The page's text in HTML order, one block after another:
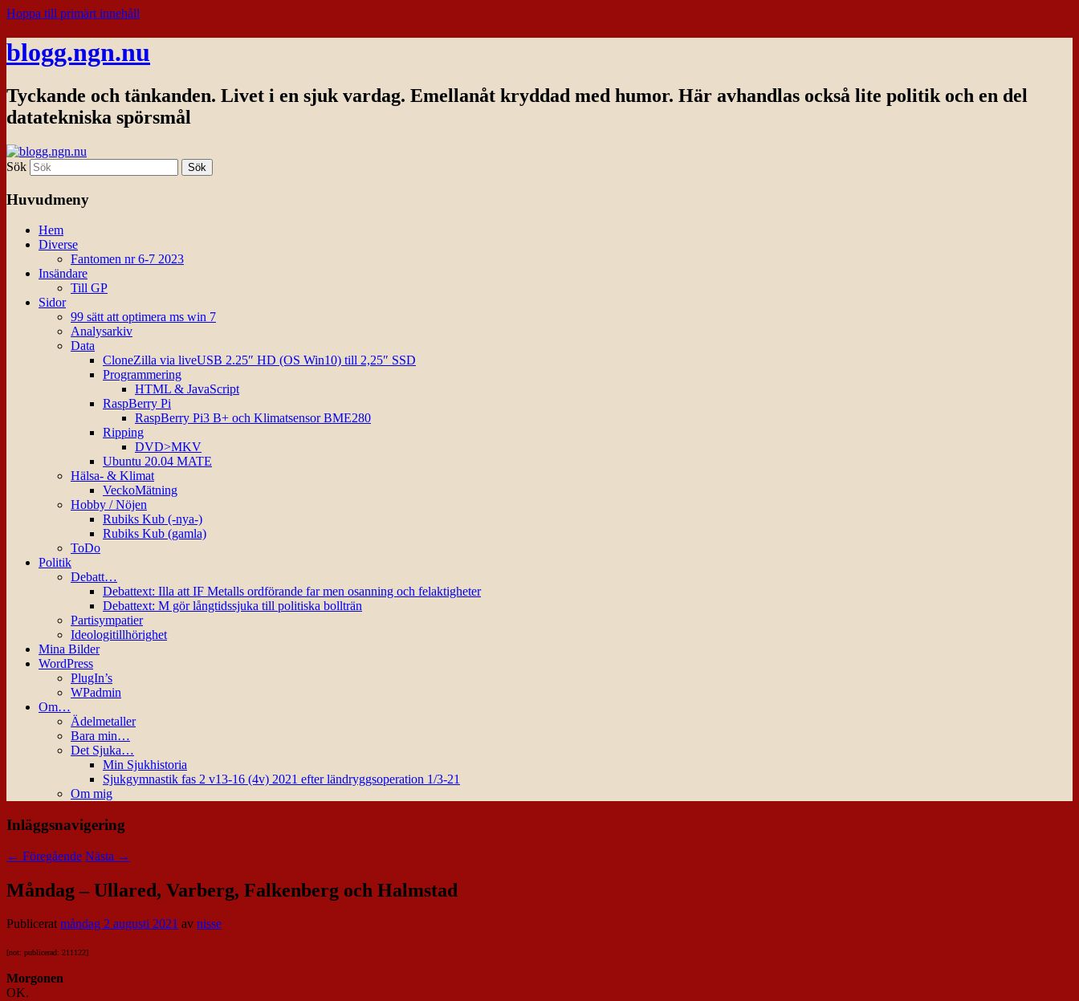
Hoppa till primärt innehåll
blogg.ngn.nu
Tyckande och tänkanden. Livet i en sjuk vardag. Emellanåt kryddad med humor. Här avhandlas också lite politik och en del
datatekniska spörsmål
Sök
Huvudmeny
Hem
Diverse
Fantomen nr 6-7 2023
Insändare
Till GP
Sidor
99 sätt att optimera ms win 7
Analysarkiv
Data
CloneZilla via liveUSB 2.25″ HD (OS Win10) till 2,25″ SSD
Programmering
HTML & JavaScript
RaspBerry Pi
RaspBerry Pi3 B+ och Klimatsensor BME280
Ripping
DVD>MKV
Ubuntu 20.04 MATE
Hälsa- & Klimat
VeckoMätning
Hobby / Nöjen
Rubiks Kub (-nya-)
Rubiks Kub (gamla)
ToDo
Politik
Debatt…
Debattext: Illa att IF Metalls ordförande far men osanning och felaktigheter
Debattext: M gör långtidssjuka till politiska bollträn
Partisympatier
Ideologitillhörighet
Mina Bilder
WordPress
PlugIn’s
WPadmin
Om…
Ädelmetaller
Bara min…
Det Sjuka…
Min Sjukhistoria
Sjukgymnastik fas 2 v13-16 (4v) 2021 efter ländryggsoperation 1/3-21
Om mig
Inläggsnavigering
← Föregående Nästa →
Måndag – Ullared, Varberg, Falkenberg och Halmstad
Publiceratmåndag 2 augusti 2021 av nisse
[not: publicerad: 211122]
Morgonen
OK.